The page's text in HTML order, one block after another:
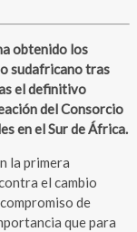
obtenido los
sudafricano tras
el definitivo
del Consorcio
en el Sur de África.
la primera
el cambio
de
que para